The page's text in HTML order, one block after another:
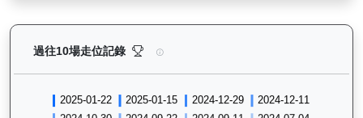
過往10場走位記錄 快樂奇兵（H297）— 過往走位記錄